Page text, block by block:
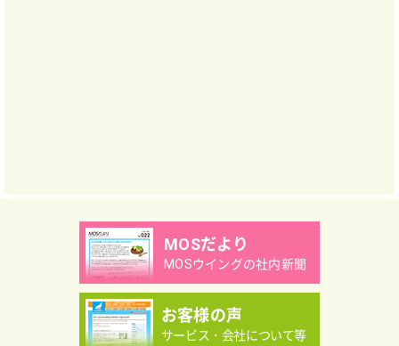
MOSだより
MOSウイングの社内新聞
お客様の声
サービス・会社について等